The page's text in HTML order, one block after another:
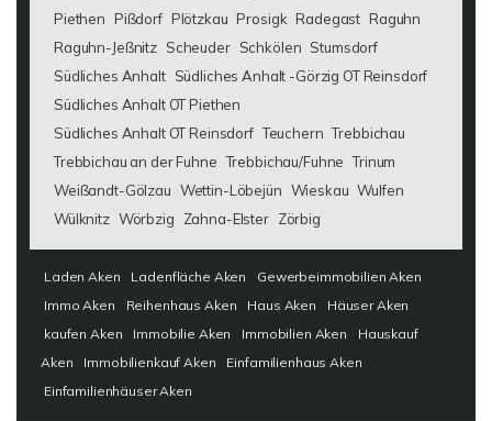
Piethen
Pißdorf Plötzkau Prosigk Radegast Raguhn
Raguhn-Jeßnitz Scheuder Schkölen Stumsdorf
Südliches Anhalt Südliches Anhalt -Görzig OT Reinsdorf
Südliches Anhalt OT Piethen
Südliches Anhalt OT Reinsdorf Teuchern Trebbichau
Trebbichau an der Fuhne Trebbichau/Fuhne Trinum
Weißandt-Gölzau Wettin-Löbejün Wieskau Wulfen
Wülknitz Wörbzig Zahna-Elster Zörbig
Laden Aken Ladenfläche Aken
Gewerbeimmobilien Aken
Immo Aken
Reihenhaus Aken Haus Aken
Häuser Aken
kaufen Aken
Immobilie Aken Immobilien Aken
Hauskauf
Aken
Immobilienkauf Aken
Einfamilienhaus Aken
Einfamilienhäuser Aken